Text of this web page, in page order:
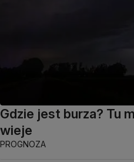
Gdzie jest burza? Tu
wieje
PROGNOZA